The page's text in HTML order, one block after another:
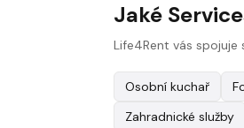
Jaké
Life4Rent vás
Osobní kuchař
Zahradnické služby